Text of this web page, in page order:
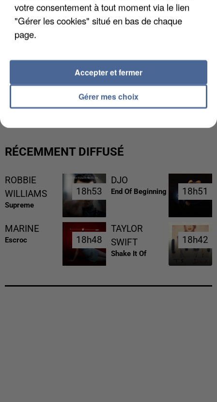
L’UN DES FONDATEURS SUPPOSÉS DE LA DZ
MAFIA INTERPELLÉ EN ALGÉRIE
RÉCEMMENT DIFFUSÉ
ROBBIE
WILLIAMS
Supreme
18h53
18h53
DJO
End Of Beginning 18h51
18h51
MARINE
Escroc 18h48
18h48
TAYLOR
SWIFT
Shake It Of
18h42
18h42
votre consentement à tout moment via le lien
"Gérer les cookies" situé en bas de chaque
page.
Gérer mes choix
Accepter et fermer